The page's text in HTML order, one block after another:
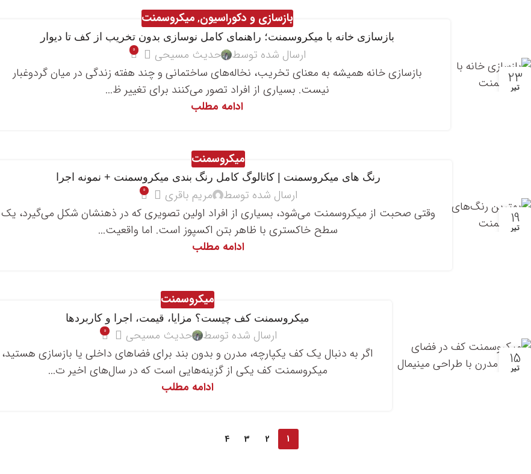
23
تیر
بازسازی و دکوراسیون, میکروسمنت
بازسازی خانه با میکروسمنت؛ راهنمای کامل نوسازی بدون تخریب از کف تا دیوار
ارسال شده توسط حدیث مسیحی 0
بازسازی خانه همیشه به معنای تخریب، نخاله‌های ساختمانی و چند هفته زندگی در میان گردوغبار
نیست. بسیاری از افراد تصور می‌کنند برای تغییر ظ...
ادامه مطلب
19
تیر
میکروسمنت
رنگ های میکروسمنت | کاتالوگ کامل رنگ بندی میکروسمنت + نمونه اجرا
ارسال شده توسط مریم باقری 0
وقتی صحبت از میکروسمنت می‌شود، بسیاری از افراد اولین تصویری که در ذهنشان شکل می‌گیرد، یک
سطح خاکستری با ظاهر بتن اکسپوز است. اما واقعیت...
ادامه مطلب
15
تیر
میکروسمنت
میکروسمنت کف چیست؟ مزایا، قیمت، اجرا و کاربردها
ارسال شده توسط حدیث مسیحی 0
اگر به دنبال یک کف یکپارچه، مدرن و بدون بند برای فضاهای داخلی یا بازسازی هستید،
میکروسمنت کف یکی از گزینه‌هایی است که در سال‌های اخیر ت...
ادامه مطلب
1
2
3
4